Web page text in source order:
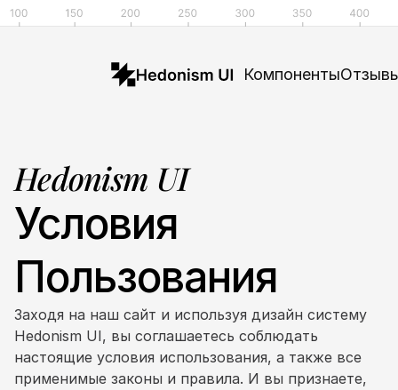
Hedonism UI
Условия
Пользования
Заходя на наш сайт и используя дизайн систему
Hedonism UI, вы соглашаетесь соблюдать
настоящие условия использования, а также все
применимые законы и правила. И вы признаете,
Компоненты